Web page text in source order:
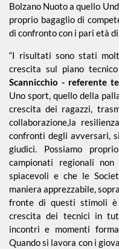
Bolzano Nuoto a quello
proprio bagaglio di
di confronto con i pari età
“I risultati sono stati
crescita sul piano
Scannicchio - referente
Uno sport, quello della
crescita dei ragazzi,
collaborazione,la
confronti degli avversari,
giudici. Possiamo
campionati regionali
spiacevoli e che le
maniera apprezzabile,
fronte di questi stimoli è
crescita dei tecnici in
incontri e momenti
Quando si lavora con i